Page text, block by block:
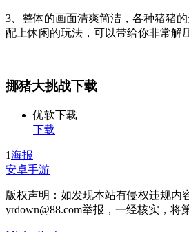
3、整体的画面清爽简洁，各种猪猪
配上休闲的玩法，可以带给你非常解
挪猪大挑战下载
优软下载
下载
1海报
安卓手游
版权声明：如发现本站有侵权违规内
yrdown@88.com举报，一经核实，将